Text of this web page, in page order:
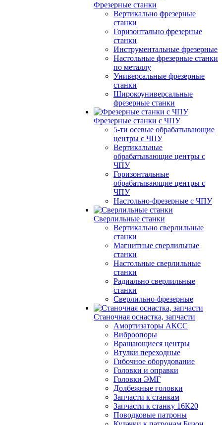
Фрезерные станки
Вертикально фрезерные
станки
Горизонтально фрезерные
станки
Инструментальные фрезерные
Настольные фрезерные станки
по металлу
Универсальные фрезерные
станки
Широкоуниверсальные
фрезерные станки
Фрезерные станки с ЧПУ
5-ти осевые обрабатывающие
центры с ЧПУ
Вертикальные
обрабатывающие центры с
ЧПУ
Горизонтальные
обрабатывающие центры с
ЧПУ
Настольно-фрезерные с ЧПУ
Сверлильные станки
Вертикально сверлильные
станки
Магнитные сверлильные
станки
Настольные сверлильные
станки
Радиально сверлильные
станки
Сверлильно-фрезерные
Станочная оснастка, запчасти
Амортизаторы АКСС
Виброопоры
Вращающиеся центры
Втулки переходные
Гибочное оборудование
Головки и оправки
Головки ЭМГ
Долбежные головки
Запчасти к станкам
Запчасти к станку 16К20
Поводковые патроны